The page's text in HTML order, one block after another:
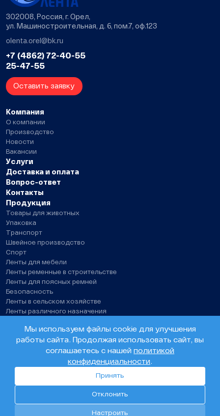
Мы используем файлы cookie для улучшения
работы сайта. Продолжая использовать сайт, вы
соглашаетесь с нашей политикой
конфиденциальности.
Принять
Отклонить
Настроить
302008, Россия, г. Орел,
ул. Машиностроительная, д. 6, пом.7, оф.123
olenta.orel@bk.ru
+7 (4862) 72-40-55
25-47-55
Оставить заявку
Компания
О компании
Производство
Новости
Вакансии
Услуги
Доставка и оплата
Вопрос-ответ
Контакты
Продукция
Товары для животных
Упаковка
Транспорт
Швейное производство
Спорт
Ленты для мебели
Ленты ременные в строительстве
Ленты для поясных ремней
Безопасность
Ленты в сельском хозяйстве
Ленты различного назначения
© ООО «Олента». 2026
Политика конфиденциальности
Согласие на обработку персональных данных
Разработка сайта –Инфо-Сити